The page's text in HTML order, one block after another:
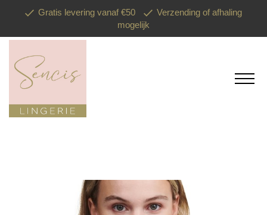
Gratis levering vanaf €50
Verzending of afhaling
mogelijk